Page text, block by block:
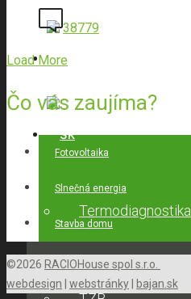
Ohýbanie ocele
Termodiagnostika
38779
Load More
Čo vás zaujíma?
Fotovoltaika
Slnečná energia
Stavba domu
©2026 RACIOHouse spol s.r.o.
webdesign
webstránky bajan.sk